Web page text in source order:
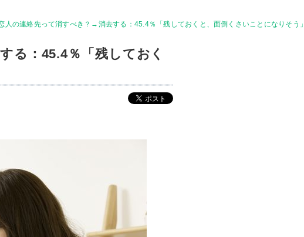
人の連絡先って消すべき？→消去する：45.4％「残しておくと、面倒くさいことになりそう」
る：45.4％「残しておく